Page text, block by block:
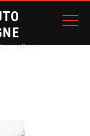
en confiance